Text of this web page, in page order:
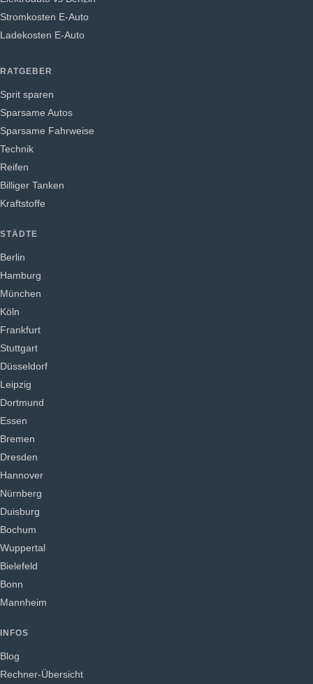
Stromkosten E-Auto
Ladekosten E-Auto
RATGEBER
Sprit sparen
Sparsame Autos
Sparsame Fahrweise
Technik
Reifen
Billiger Tanken
Kraftstoffe
STÄDTE
Berlin
Hamburg
München
Köln
Frankfurt
Stuttgart
Düsseldorf
Leipzig
Dortmund
Essen
Bremen
Dresden
Hannover
Nürnberg
Duisburg
Bochum
Wuppertal
Bielefeld
Bonn
Mannheim
INFOS
Blog
Rechner-Übersicht